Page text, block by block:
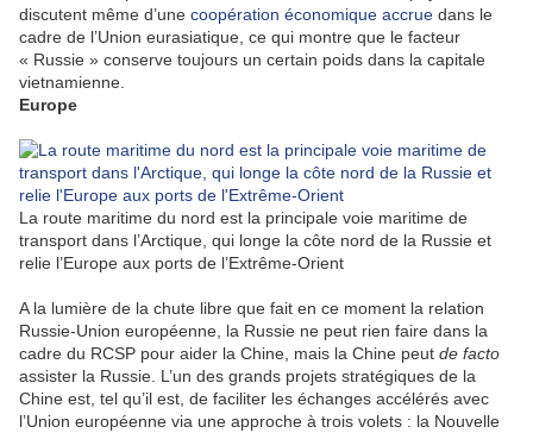
discutent même d’une coopération économique accrue dans le
cadre de l’Union eurasiatique, ce qui montre que le facteur
« Russie » conserve toujours un certain poids dans la capitale
vietnamienne.
Europe
La route maritime du nord est la principale voie maritime de
transport dans l’Arctique, qui longe la côte nord de la Russie et
relie l’Europe aux ports de l’Extrême-Orient
A la lumière de la chute libre que fait en ce moment la relation
Russie-Union européenne, la Russie ne peut rien faire dans la
cadre du RCSP pour aider la Chine, mais la Chine peut de facto
assister la Russie. L’un des grands projets stratégiques de la
Chine est, tel qu’il est, de faciliter les échanges accélérés avec
l’Union européenne via une approche à trois volets : la Nouvelle